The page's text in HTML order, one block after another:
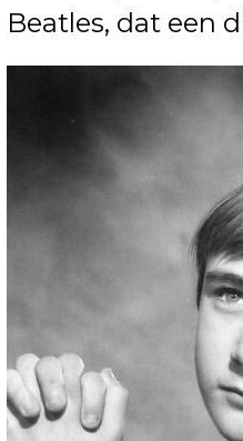
Beatles, dat een